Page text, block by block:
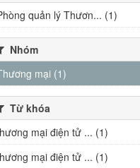
quản lý Thươn... (1)
Nhóm
mại (1)
Từ khóa
mại điện tử ... (1)
mại điện tử ... (1)